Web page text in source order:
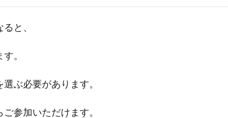
と、
。
ぶ必要があります。
参加いただけます。